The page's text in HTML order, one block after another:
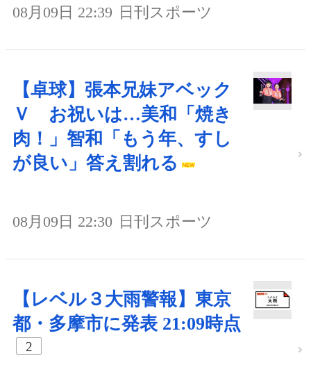
08月09日 22:39 日刊スポーツ
【卓球】張本兄妹アベック
Ｖ お祝いは…美和「焼き
肉！」智和「もう年、すし
が良い」答え割れる
08月09日 22:30 日刊スポーツ
【レベル３大雨警報】東京
都・多摩市に発表 21:09時点
2